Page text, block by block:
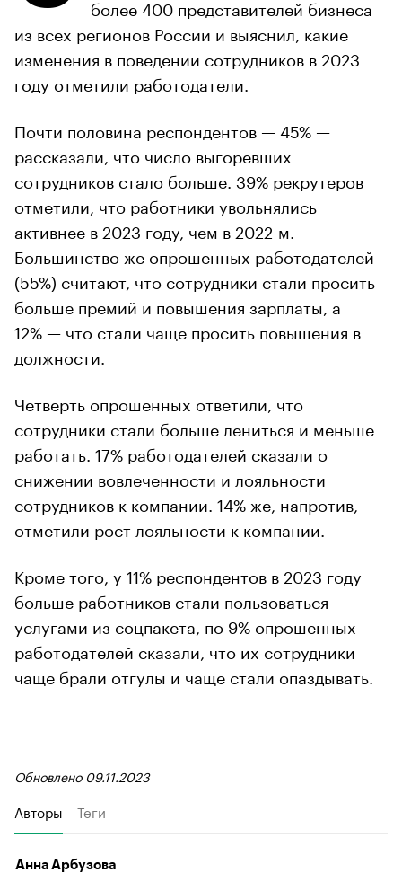
более 400 представителей бизнеса
из всех регионов России и выяснил, какие
изменения в поведении сотрудников в 2023
году отметили работодатели.
Почти половина респондентов — 45% —
рассказали, что число выгоревших
сотрудников стало больше. 39% рекрутеров
отметили, что работники увольнялись
активнее в 2023 году, чем в 2022-м.
Большинство же опрошенных работодателей
(55%) считают, что сотрудники стали просить
больше премий и повышения зарплаты, а
12% — что стали чаще просить повышения в
должности.
Четверть опрошенных ответили, что
сотрудники стали больше лениться и меньше
работать. 17% работодателей сказали о
снижении вовлеченности и лояльности
сотрудников к компании. 14% же, напротив,
отметили рост лояльности к компании.
Кроме того, у 11% респондентов в 2023 году
больше работников стали пользоваться
услугами из соцпакета, по 9% опрошенных
работодателей сказали, что их сотрудники
чаще брали отгулы и чаще стали опаздывать.
Обновлено 09.11.2023
Авторы Теги
Анна Арбузова